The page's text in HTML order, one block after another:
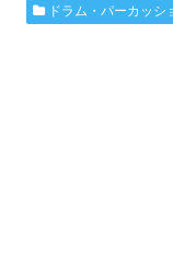
ドラム・パーカッシ